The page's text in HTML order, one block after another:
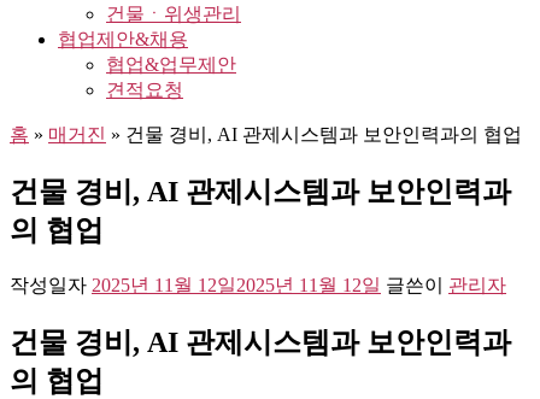
건물ㆍ위생관리
협업제안&채용
협업&업무제안
견적요청
홈 » 매거진 » 건물 경비, AI 관제시스템과 보안인력과의 협업
건물 경비, AI 관제시스템과 보안인력과
의 협업
작성일자 2025년 11월 12일2025년 11월 12일 글쓴이 관리자
건물 경비, AI 관제시스템과 보안인력과
의 협업